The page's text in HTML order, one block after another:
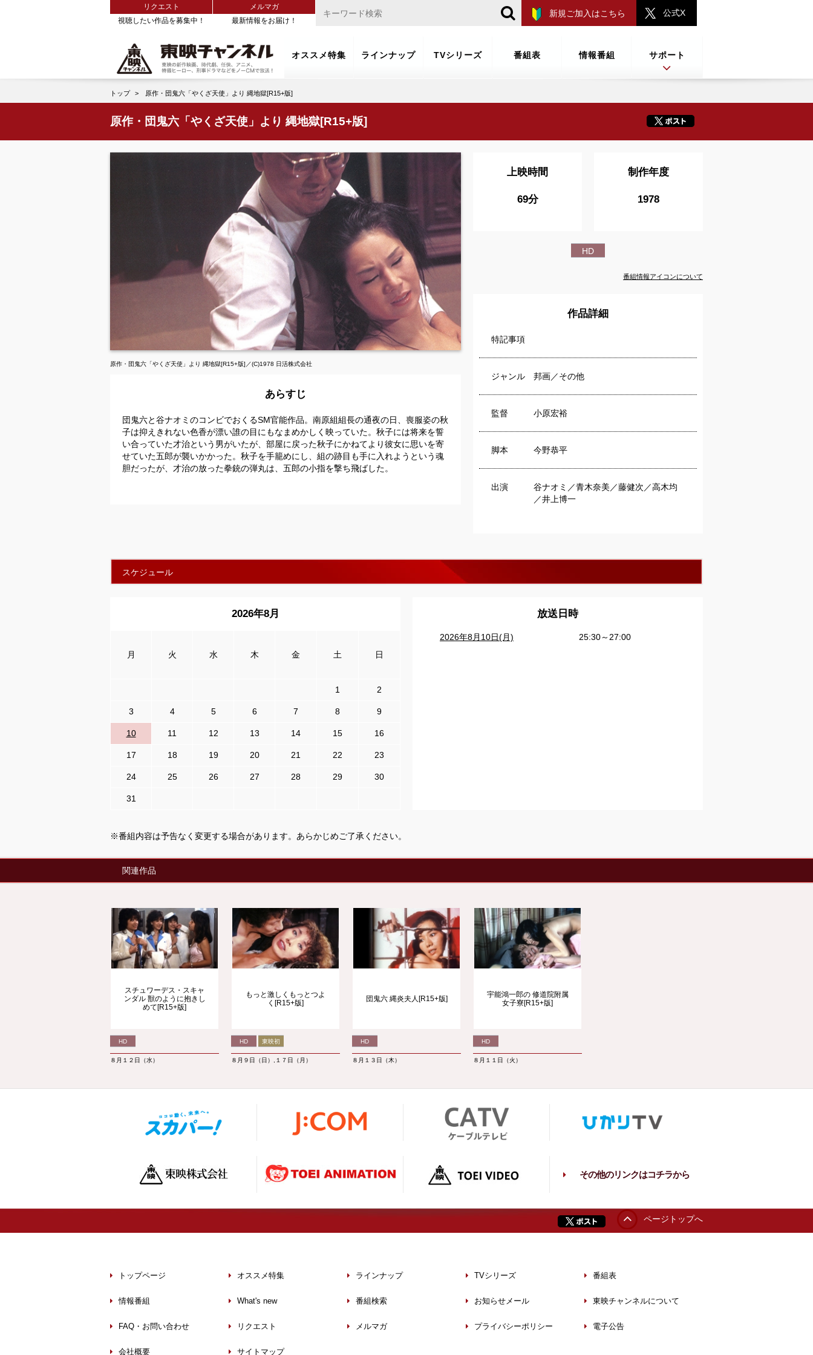
リクエスト
視聴したい作品を募集中！
メルマガ
最新情報をお届け！
新規ご加入はこちら 公式X
オススメ特集 ラインナップ TVシリーズ 番組表 情報番組 サポート
トップ 原作・団鬼六「やくざ天使」より 縄地獄[R15+版]
原作・団鬼六「やくざ天使」より 縄地獄[R15+版]
原作・団鬼六「やくざ天使」より 縄地獄[R15+版]／(C)1978 日活株式会社
あらすじ
団鬼六と谷ナオミのコンビでおくるSM官能作品。南原組組長の通夜の日、喪服姿の秋
子は抑えきれない色香が漂い誰の目にもなまめかしく映っていた。秋子には将来を誓
い合っていた才治という男がいたが、部屋に戻った秋子にかねてより彼女に思いを寄
せていた五郎が襲いかかった。秋子を手籠めにし、組の跡目も手に入れようという魂
胆だったが、才治の放った拳銃の弾丸は、五郎の小指を撃ち飛ばした。
上映時間
69分
制作年度
1978
HD
番組情報アイコンについて
作品詳細
特記事項
ジャンル 邦画／その他
監督 小原宏裕
脚本 今野恭平
出演
谷ナオミ／青木奈美／藤健次／高木均
／井上博一
スケジュール
2026年8月
月 火 水 木 金 土 日
1 2
3 4 5 6 7 8 9
10 11 12 13 14 15 16
17 18 19 20 21 22 23
24 25 26 27 28 29 30
31
放送日時
2026年8月10日(月) 25:30～27:00
※番組内容は予告なく変更する場合があります。あらかじめご了承ください。
関連作品
スチュワーデス・スキャ
ンダル 獣のように抱きし
めて[R15+版]
HD
８月１２日（水）
もっと激しくもっとつよ
く[R15+版]
HD 東映初
８月９日（日）,１７日（月）
団鬼六 縄炎夫人[R15+版]
HD
８月１３日（木）
宇能鴻一郎の 修道院附属
女子寮[R15+版]
HD
８月１１日（火）
その他のリンクはコチラから
ページトップへ
トップページ オススメ特集 ラインナップ TVシリーズ 番組表
情報番組 What's new 番組検索 お知らせメール 東映チャンネルについて
FAQ・お問い合わせ リクエスト メルマガ プライバシーポリシー 電子公告
会社概要 サイトマップ